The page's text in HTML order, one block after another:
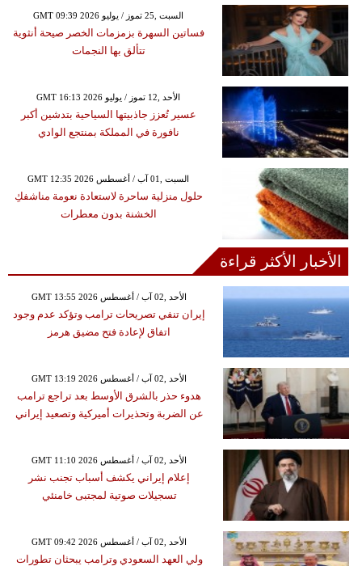
GMT 09:39 2026 السبت ,25 تموز / يوليو
فساتين السهرة بزمزمات الخصر صيحة أنثوية
تتألق بها النجمات
GMT 16:13 2026 الأحد ,12 تموز / يوليو
عسير تُعزز جاذبيتها السياحية بتدشين أكبر
نافورة في المملكة بمنتجع الوادي
GMT 12:35 2026 السبت ,01 آب / أغسطس
حلول منزلية ساحرة لاستعادة نعومة مناشفكِ
الخشنة بدون معطرات
الأخبار الأكثر قراءة
GMT 13:55 2026 الأحد ,02 آب / أغسطس
إيران تنفي تصريحات ترامب وتؤكد عدم وجود
اتفاق لإعادة فتح مضيق هرمز
GMT 13:19 2026 الأحد ,02 آب / أغسطس
هدوء حذر بالشرق الأوسط بعد تراجع ترامب
عن الضربة وتحذيرات أميركية وتصعيد إيراني
GMT 11:10 2026 الأحد ,02 آب / أغسطس
إعلام إيراني يكشف أسباب تجنب نشر
تسجيلات صوتية لمجتبى خامنئي
GMT 09:42 2026 الأحد ,02 آب / أغسطس
ولي العهد السعودي وترامب يبحثان تطورات